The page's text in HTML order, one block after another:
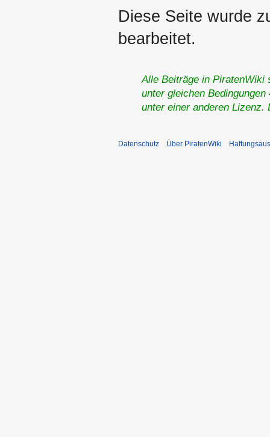
Diese Seite wurde
bearbeitet.
Alle Beiträge in PiratenWiki
unter gleichen
unter einer anderen
Datenschutz Über PiratenWiki